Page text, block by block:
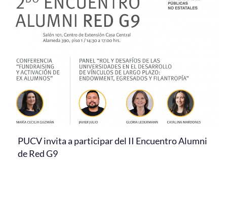
PUCV invita a participar del II Encuentro Alumni
de Red G9